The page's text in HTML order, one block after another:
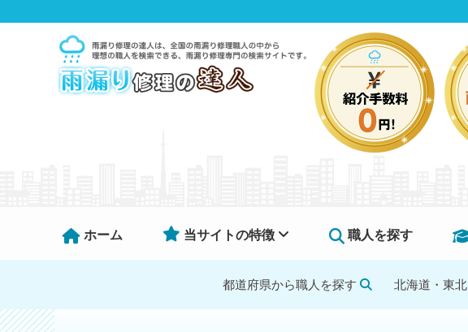
ホーム 当サイトの特徴 職人を探す
都道府県から職人を探す 北海道・東北